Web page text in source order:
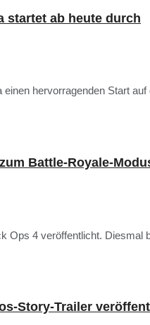
startet ab heute durch
hervorragenden Start
Battle-Royale-
Ops 4 veröffentlicht.
Story-Trailer